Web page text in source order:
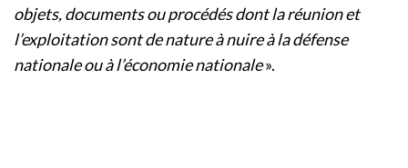
objets, documents ou procédés dont la réunion et
l’exploitation sont de nature à nuire à la défense
nationale ou à l’économie nationale».